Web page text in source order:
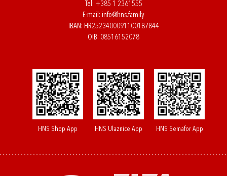
Tel: +385 1 2361555
E-mail: info@hns.family
IBAN: HR2523400091100187844
OIB: 08516152078
HNS Shop App HNS Ulaznice App HNS Semafor App